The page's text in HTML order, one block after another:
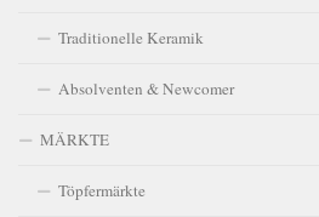
Traditionelle Keramik
Absolventen & Newcomer
MÄRKTE
Töpfermärkte